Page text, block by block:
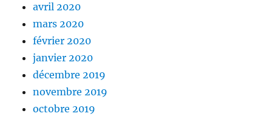
avril 2020
mars 2020
février 2020
janvier 2020
décembre 2019
novembre 2019
octobre 2019